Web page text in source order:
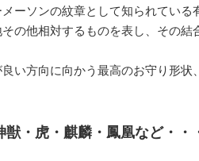
ーソンの紋章として知られてい
の他相対するものを表し、その
い方向に向かう最高のお守り形
・虎・麒麟・鳳凰など・・